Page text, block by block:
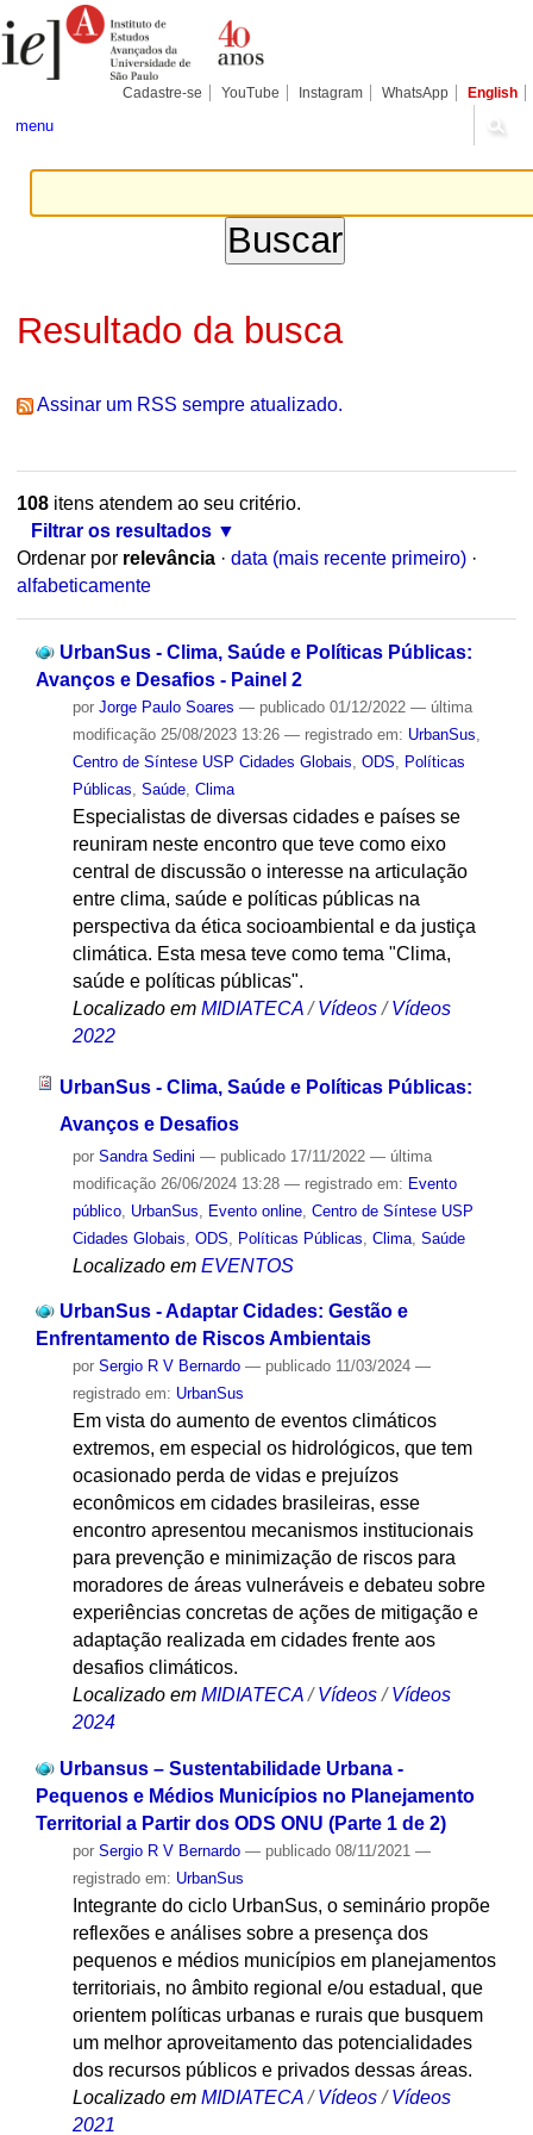
para
conteúdo.
Pessoais
Cadastre-se YouTube Instagram WhatsApp English
menu
Resultado da busca
Assinar um RSS sempre atualizado.
108itens atendem ao seu critério.
Filtrar os resultados
Ordenar por relevância · data (mais recente primeiro) ·
alfabeticamente
UrbanSus - Clima, Saúde e Políticas Públicas:
Avanços e Desafios - Painel 2
por Jorge Paulo Soares — publicado01/12/2022 — última
modificação25/08/2023 13:26 — registrado em: UrbanSus
Centro de Síntese USP Cidades Globais ODS
Políticas
Públicas Saúde, Clima
Especialistas de diversas cidades e países se
reuniram neste encontro que teve como eixo
central de discussão o interesse na articulação
entre clima, saúde e políticas públicas na
perspectiva da ética socioambiental e da justiça
climática. Esta mesa teve como tema "Clima,
saúde e políticas públicas".
Localizado em MIDIATECA /Vídeos /Vídeos
2022
UrbanSus - Clima, Saúde e Políticas Públicas:
Avanços e Desafios
por Sandra Sedini — publicado17/11/2022 — última
modificação26/06/2024 13:28 — registrado em: Evento
público, UrbanSus Evento online, Centro de Síntese USP
Cidades Globais ODS Políticas Públicas Clima, Saúde
Localizado em EVENTOS
UrbanSus - Adaptar Cidades: Gestão e
Enfrentamento de Riscos Ambientais
por Sergio R V Bernardo — publicado11/03/2024 —
registrado em: UrbanSus
Em vista do aumento de eventos climáticos
extremos, em especial os hidrológicos, que tem
ocasionado perda de vidas e prejuízos
econômicos em cidades brasileiras, esse
encontro apresentou mecanismos institucionais
para prevenção e minimização de riscos para
moradores de áreas vulneráveis e debateu sobre
experiências concretas de ações de mitigação e
adaptação realizada em cidades frente aos
desafios climáticos.
Localizado em MIDIATECA /Vídeos /Vídeos
2024
Urbansus – Sustentabilidade Urbana -
Pequenos e Médios Municípios no Planejamento
Territorial a Partir dos ODS ONU (Parte 1 de 2)
por Sergio R V Bernardo — publicado08/11/2021 —
registrado em: UrbanSus
Integrante do ciclo UrbanSus, o seminário propõe
reflexões e análises sobre a presença dos
pequenos e médios municípios em planejamentos
territoriais, no âmbito regional e/ou estadual, que
orientem políticas urbanas e rurais que busquem
um melhor aproveitamento das potencialidades
dos recursos públicos e privados dessas áreas.
Localizado em MIDIATECA /Vídeos /Vídeos
2021